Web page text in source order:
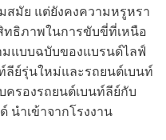
สมัย แต่ยังคงความหรูหรา
ทธิภาพในการขับขี่ที่เหนือ
มแบบฉบับของแบรนด์ไลฟ์
ลีย์รุ่นใหม่และรถยนต์เบนท์
ครองรถยนต์เบนท์ลีย์กับ
นำเข้าจากโรงงาน